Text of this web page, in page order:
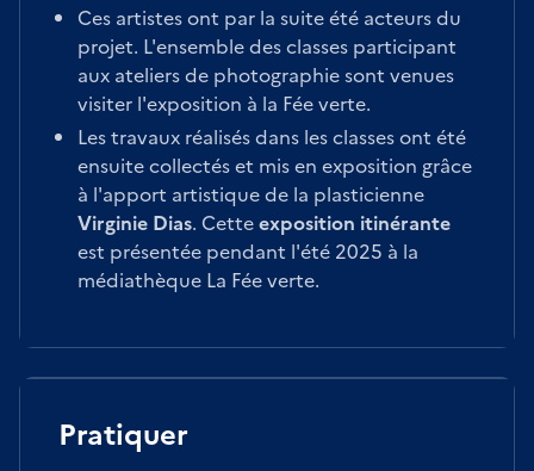
Ces artistes ont par la suite été acteurs du
projet. L'ensemble des classes participant
aux ateliers de photographie sont venues
visiter l'exposition à la Fée verte.
Les travaux réalisés dans les classes ont été
ensuite collectés et mis en exposition grâce
à l'apport artistique de la plasticienne
Virginie Dias. Cetteexposition itinérante
est présentée pendant l'été 2025 à la
médiathèque La Fée verte.
Pratiquer